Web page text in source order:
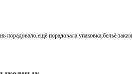
порадовало,ещё порадовала упаковка,бельё